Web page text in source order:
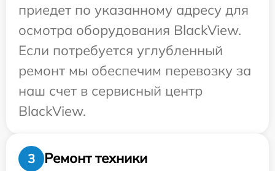
приедет по указанному адресу для
осмотра оборудования BlackView.
Если потребуется углубленный
ремонт мы обеспечим перевозку за
наш счет в сервисный центр
BlackView.
3 Ремонт техники